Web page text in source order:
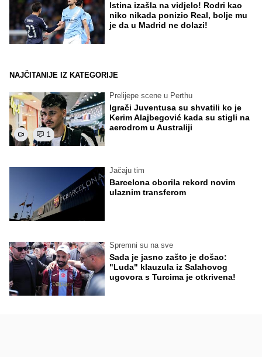
Istina izašla na vidjelo! Rodri kao
niko nikada ponizio Real, bolje mu
je da u Madrid ne dolazi!
NAJČITANIJE IZ KATEGORIJE
1
Prelijepe scene u Perthu
Igrači Juventusa su shvatili ko je
Kerim Alajbegović kada su stigli na
aerodrom u Australiji
Jačaju tim
Barcelona oborila rekord novim
ulaznim transferom
Spremni su na sve
Sada je jasno zašto je došao:
"Luda" klauzula iz Salahovog
ugovora s Turcima je otkrivena!